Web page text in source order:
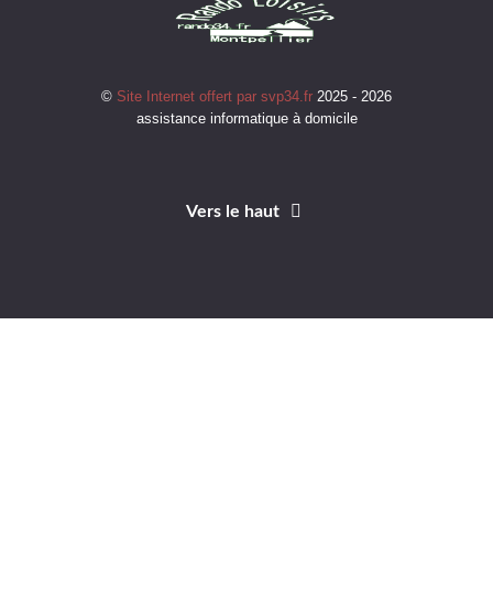
© Site Internet offert par svp34.fr 2025 - 2026
assistance informatique à domicile
Vers le haut